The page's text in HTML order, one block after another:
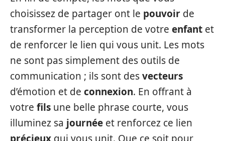
choisissez de partager ont le pouvoir de
transformer la perception de votre enfant et
de renforcer le lien qui vous unit. Les mots
ne sont pas simplement des outils de
communication ; ils sont desvecteurs
d’émotion et de connexion. En offrant à
votre fils une belle phrase courte, vous
illuminez sa journée et renforcez ce lien